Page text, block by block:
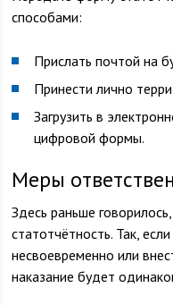
способами:
Прислать почтой на
Принести лично
Загрузить в
цифровой формы.
Меры
Здесь раньше
статотчётность. Так,
несвоевременно или
наказание будет